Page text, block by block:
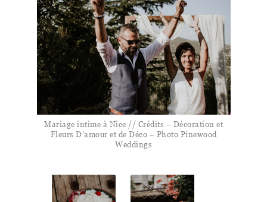
Mariage intime à Nice // Crédits – Décoration et
Fleurs D’amour et de Déco – Photo Pinewood
Weddings